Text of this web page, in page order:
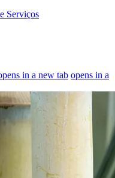
Serviços
in a new tab opens in a